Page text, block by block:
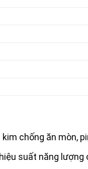
chống ăn mòn,
suất năng